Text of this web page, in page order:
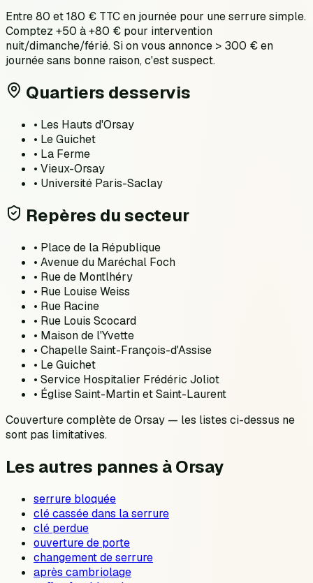
Entre 80 et 180 € TTC en journée pour une serrure simple.
Comptez +50 à +80 € pour intervention
nuit/dimanche/férié. Si on vous annonce > 300 € en
journée sans bonne raison, c'est suspect.
Quartiers desservis
• Les Hauts d'Orsay
• Le Guichet
• La Ferme
• Vieux-Orsay
• Université Paris-Saclay
Repères du secteur
• Place de la République
• Avenue du Maréchal Foch
• Rue de Montlhéry
• Rue Louise Weiss
• Rue Racine
• Rue Louis Scocard
• Maison de l'Yvette
• Chapelle Saint-François-d'Assise
• Le Guichet
• Service Hospitalier Frédéric Joliot
• Église Saint-Martin et Saint-Laurent
Couverture complète deOrsay — les listes ci-dessus ne
sont pas limitatives.
Les autres pannes àOrsay
serrure bloquée
clé cassée dans la serrure
clé perdue
ouverture de porte
changement de serrure
après cambriolage